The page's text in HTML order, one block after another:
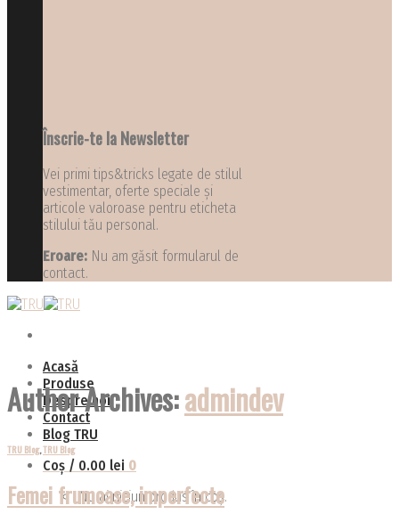
Înscrie-te la Newsletter
Vei primi tips&tricks legate de stilul
vestimentar, oferte speciale și
articole valoroase pentru eticheta
stilului tău personal.
Eroare: Nu am găsit formularul de
contact.
Acasă
Produse
Despre noi
Contact
Blog TRU
Coș / 0.00 lei 0
Nu ai niciun produs în coș.
Author Archives:admindev
TRU Blog,TRU Blog
Femei frumoase, imperfecte